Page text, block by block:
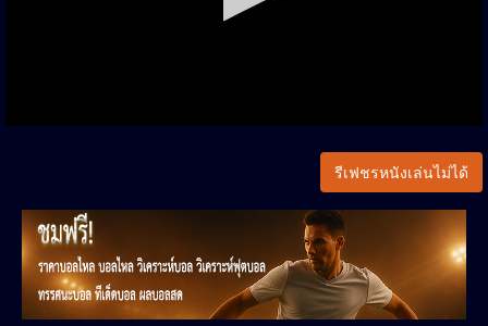
รีเฟชรหนังเล่นไม่ได้